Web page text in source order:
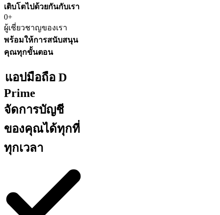
เติบโตไปด้วยกันกับเรา
0+
ผู้เชี่ยวชาญของเรา
พร้อมให้การสนับสนุน
คุณทุกขั้นตอน
แอปมือถือ D
Prime
จัดการบัญชี
ของคุณได้ทุกที่
ทุกเวลา